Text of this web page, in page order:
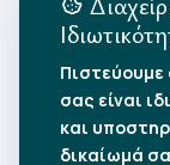
Αρχείο
•
•Ιούλιος
Πιστεύουμε
σας είναι
και
δικαίωμά